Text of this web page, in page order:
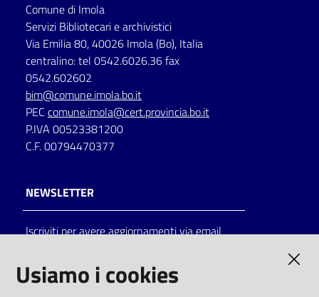
Seguici
su
on line
Comune di Imola
Servizi Bibliotecari e archivistici
Via Emilia 80, 40026 Imola (Bo), Italia
centralino: tel 0542.6026.36 fax
0542.602602
bim@comune.imola.bo.it
PEC comune.imola@cert.provincia.bo.it
P.IVA 00523381200
C.F. 00794470377
NEWSLETTER
Iscriviti per avere aggiornamenti via email
Usiamo i cookies